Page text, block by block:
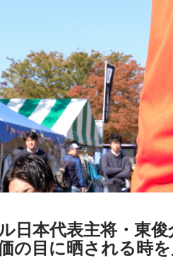
日本代表主将・東
の目に晒される時を